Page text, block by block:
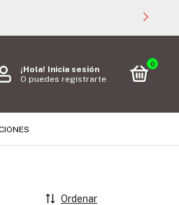
¡Hola! Inicia sesión
O puedes registrarte
0
Ordenar